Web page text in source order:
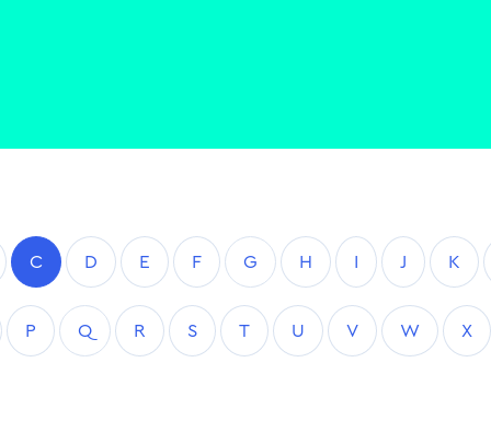
C D E F G H I J K
P Q R S T U V W X